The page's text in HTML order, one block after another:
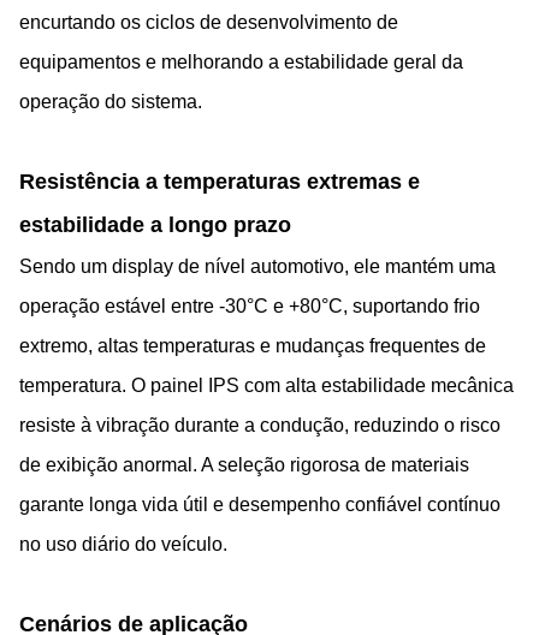
encurtando os ciclos de desenvolvimento de
equipamentos e melhorando a estabilidade geral da
operação do sistema.
Resistência a temperaturas extremas e
estabilidade a longo prazo
Sendo um display de nível automotivo, ele mantém uma
operação estável entre -30°C e +80°C, suportando frio
extremo, altas temperaturas e mudanças frequentes de
temperatura. O painel IPS com alta estabilidade mecânica
resiste à vibração durante a condução, reduzindo o risco
de exibição anormal. A seleção rigorosa de materiais
garante longa vida útil e desempenho confiável contínuo
no uso diário do veículo.
Cenários de aplicação